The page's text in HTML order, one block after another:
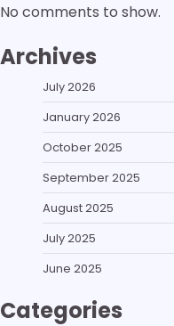
No comments to show.
Archives
July 2026
January 2026
October 2025
September 2025
August 2025
July 2025
June 2025
Categories